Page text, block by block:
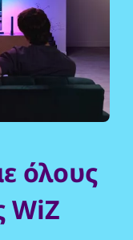
όλους
WiZ